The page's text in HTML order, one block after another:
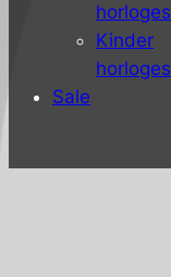
horloges
Kinder
horloges
Sale